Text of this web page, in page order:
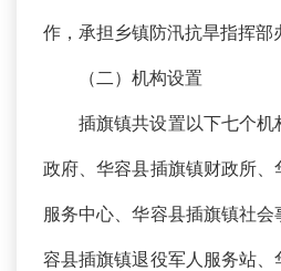
作，承担乡镇防汛抗旱指挥部
（二）机构设置
插旗镇共设置以下七个机
政府、华容县插旗镇财政所、
服务中心、华容县插旗镇社
容县插旗镇退役军人服务站、